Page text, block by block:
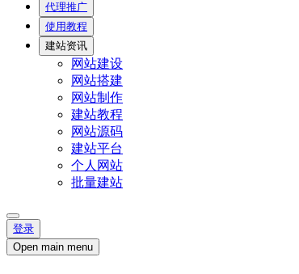
代理推广
使用教程
建站资讯
网站建设
网站搭建
网站制作
建站教程
网站源码
建站平台
个人网站
批量建站
登录
Open main menu